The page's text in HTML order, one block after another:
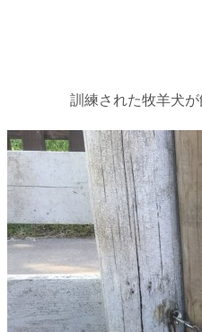
訓練された牧羊犬